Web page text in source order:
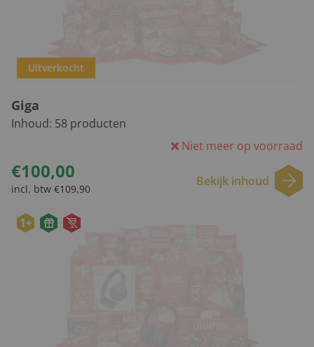
Uitverkocht
Giga
Inhoud: 58 producten
Niet meer op voorraad
€100,00
incl. btw €109,90
Bekijk inhoud
1+